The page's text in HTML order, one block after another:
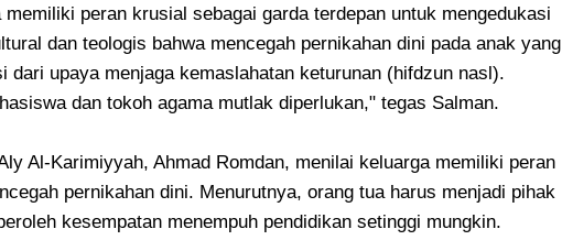
peran krusial sebagai garda terdepan untuk mengedukasi
dan teologis bahwa mencegah pernikahan dini pada anak yang
dari upaya menjaga kemaslahatan keturunan (hifdzun nasl).
dan tokoh agama mutlak diperlukan," tegas Salman.
Al-Karimiyyah, Ahmad Romdan, menilai keluarga memiliki peran
pernikahan dini. Menurutnya, orang tua harus menjadi pihak
kesempatan menempuh pendidikan setinggi mungkin.